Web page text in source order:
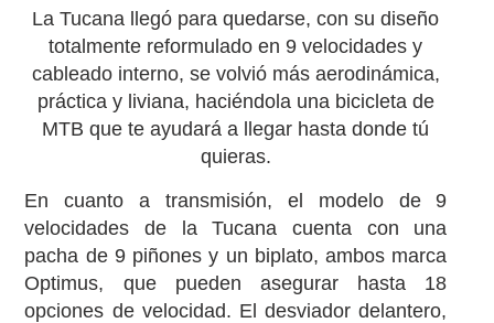
La Tucana llegó para quedarse, con su diseño
totalmente reformulado en 9 velocidades y
cableado interno, se volvió más aerodinámica,
práctica y liviana, haciéndola una bicicleta de
MTB que te ayudará a llegar hasta donde tú
quieras.
En cuanto a transmisión, el modelo de 9
velocidades de la Tucana cuenta con una
pacha de 9 piñones y un biplato, ambos marca
Optimus, que pueden asegurar hasta 18
opciones de velocidad. El desviador delantero,